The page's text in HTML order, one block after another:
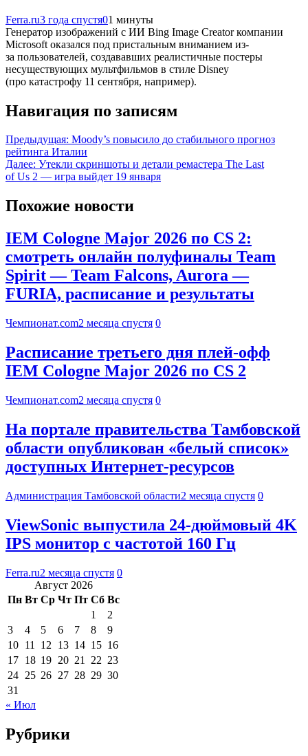
Ferra.ru3 года спустя01 минуты
Генератор изображений с ИИ Bing Image Creator компании
Microsoft оказался под пристальным вниманием из-
за пользователей, создававших реалистичные постеры
несуществующих мультфильмов в стиле Disney
(про катастрофу 11 сентября, например).
Навигация по записям
Предыдущая: Moody’s повысило до стабильного прогноз
рейтинга Италии
Далее: Утекли скриншоты и детали ремастера The Last
of Us 2 — игра выйдет 19 января
Похожие новости
IEM Cologne Major 2026 по CS 2:
смотреть онлайн полуфиналы Team
Spirit — Team Falcons, Aurora —
FURIA, расписание и результаты
Чемпионат.com2 месяца спустя 0
Расписание третьего дня плей-офф
IEM Cologne Major 2026 по CS 2
Чемпионат.com2 месяца спустя 0
На портале правительства Тамбовской
области опубликован «белый список»
доступных Интернет-ресурсов
Администрация Тамбовской области2 месяца спустя 0
ViewSonic выпустила 24-дюймовый 4K
IPS монитор с частотой 160 Гц
Ferra.ru2 месяца спустя 0
Август 2026
Пн Вт Ср Чт Пт Сб Вс
1
2
3
4 5 6 7 8
9
10 11 12 13 14 15 16
17 18 19 20 21 22 23
24 25 26 27 28 29 30
31
« Июл
Рубрики